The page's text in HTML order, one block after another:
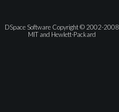
DSpace Software Copyright © 2002-2008
MIT and Hewlett-Packard